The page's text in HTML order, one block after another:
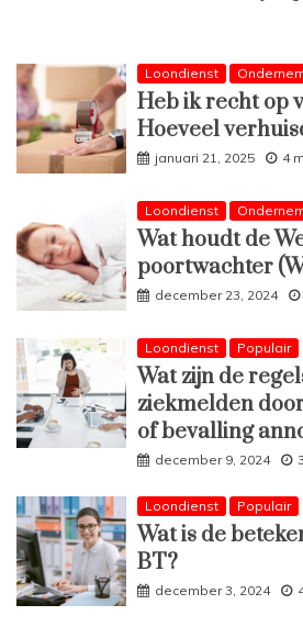
Loondienst
Heb ik recht op
Hoeveel
januari 21, 2025 4
Loondienst
Wat houdt de
poortwachter
december 23, 2024
Loondienst Populair
Wat zijn de
ziekmelden
of bevalling
december 9, 2024
Loondienst Populair
Wat is de
BT?
december 3, 2024